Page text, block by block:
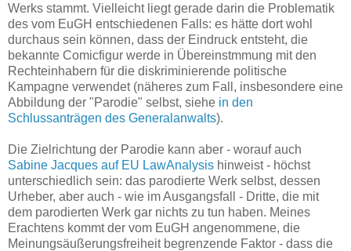
Werks stammt. Vielleicht liegt gerade darin die Problematik
des vom EuGH entschiedenen Falls: es hätte dort wohl
durchaus sein können, dass der Eindruck entsteht, die
bekannte Comicfigur werde in Übereinstmmung mit den
Rechteinhabern für die diskriminierende politische
Kampagne verwendet (näheres zum Fall, insbesondere eine
Abbildung der "Parodie" selbst, siehe in den
Schlussanträgen des Generalanwalts).
Die Zielrichtung der Parodie kann aber - worauf auch
Sabine Jacques auf EU LawAnalysis hinweist - höchst
unterschiedlich sein: das parodierte Werk selbst, dessen
Urheber, aber auch - wie im Ausgangsfall - Dritte, die mit
dem parodierten Werk gar nichts zu tun haben. Meines
Erachtens kommt der vom EuGH angenommene, die
Meinungsäußerungsfreiheit begrenzende Faktor - dass die